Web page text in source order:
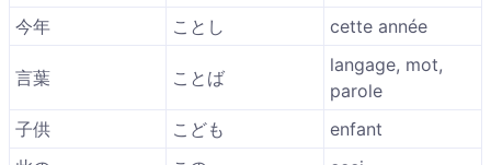
今年
ことし cette année
言葉 ことば
langage, mot,
parole
子供
こども
enfant